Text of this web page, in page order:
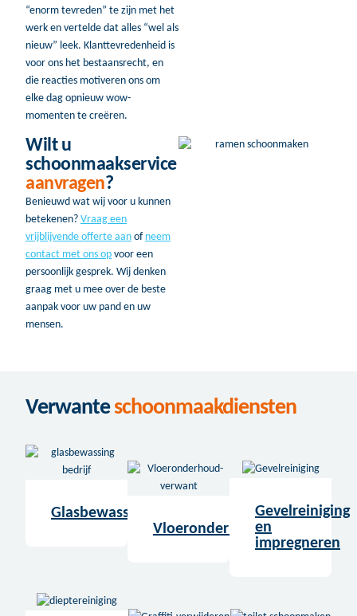
“enorm tevreden” te zijn met het
werk en vertelde dat alles “wel als
nieuw” leek. Klanttevredenheid is
voor ons het bestaansrecht, en
die reacties motiveren ons om
elke dag opnieuw wow-
momenten te creëren.
Wilt u
schoonmaakservice
aanvragen?
Benieuwd wat wij voor u kunnen
betekenen? Vraag een
vrijblijvende offerte aan of neem
contact met ons op voor een
persoonlijk gesprek. Wij denken
graag met u mee over de beste
aanpak voor uw pand en uw
mensen.
Verwanteschoonmaakdiensten
Glasbewassing
Vloeronderhoud
Gevelreiniging
en
impregneren